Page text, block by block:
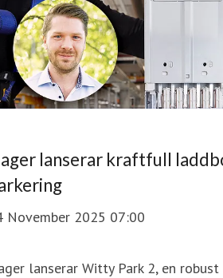
lanserar kraftfull
November 2025 07:00
lanserar Witty Park 2, en